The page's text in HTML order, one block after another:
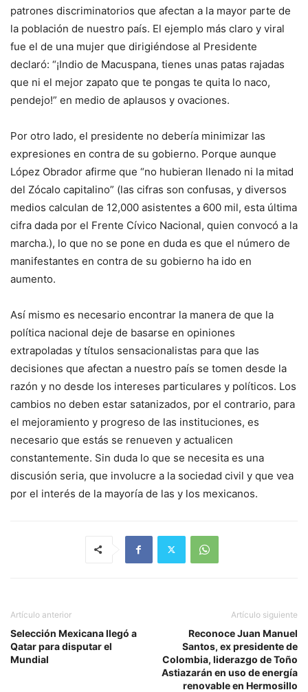
patrones discriminatorios que afectan a la mayor parte de
la población de nuestro país. El ejemplo más claro y viral
fue el de una mujer que dirigiéndose al Presidente
declaró: “¡Indio de Macuspana, tienes unas patas rajadas
que ni el mejor zapato que te pongas te quita lo naco,
pendejo!” en medio de aplausos y ovaciones.
Por otro lado, el presidente no debería minimizar las
expresiones en contra de su gobierno. Porque aunque
López Obrador afirme que “no hubieran llenado ni la mitad
del Zócalo capitalino” (las cifras son confusas, y diversos
medios calculan de 12,000 asistentes a 600 mil, esta última
cifra dada por el Frente Cívico Nacional, quien convocó a la
marcha.), lo que no se pone en duda es que el número de
manifestantes en contra de su gobierno ha ido en
aumento.
Así mismo es necesario encontrar la manera de que la
política nacional deje de basarse en opiniones
extrapoladas y títulos sensacionalistas para que las
decisiones que afectan a nuestro país se tomen desde la
razón y no desde los intereses particulares y políticos. Los
cambios no deben estar satanizados, por el contrario, para
el mejoramiento y progreso de las instituciones, es
necesario que estás se renueven y actualicen
constantemente. Sin duda lo que se necesita es una
discusión seria, que involucre a la sociedad civil y que vea
por el interés de la mayoría de las y los mexicanos.
Artículo anterior
Selección Mexicana llegó a
Qatar para disputar el
Mundial
Artículo siguiente
Reconoce Juan Manuel
Santos, ex presidente de
Colombia, liderazgo de Toño
Astiazarán en uso de energía
renovable en Hermosillo